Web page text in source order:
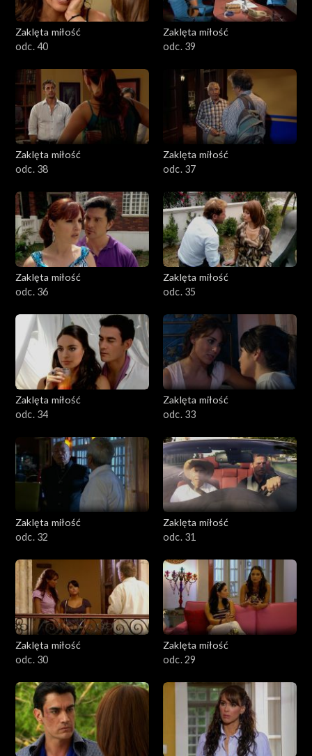
Zaklęta miłość
odc. 40
Zaklęta miłość
odc. 39
Zaklęta miłość
odc. 38
Zaklęta miłość
odc. 37
Zaklęta miłość
odc. 36
Zaklęta miłość
odc. 35
Zaklęta miłość
odc. 34
Zaklęta miłość
odc. 33
Zaklęta miłość
odc. 32
Zaklęta miłość
odc. 31
Zaklęta miłość
odc. 30
Zaklęta miłość
odc. 29